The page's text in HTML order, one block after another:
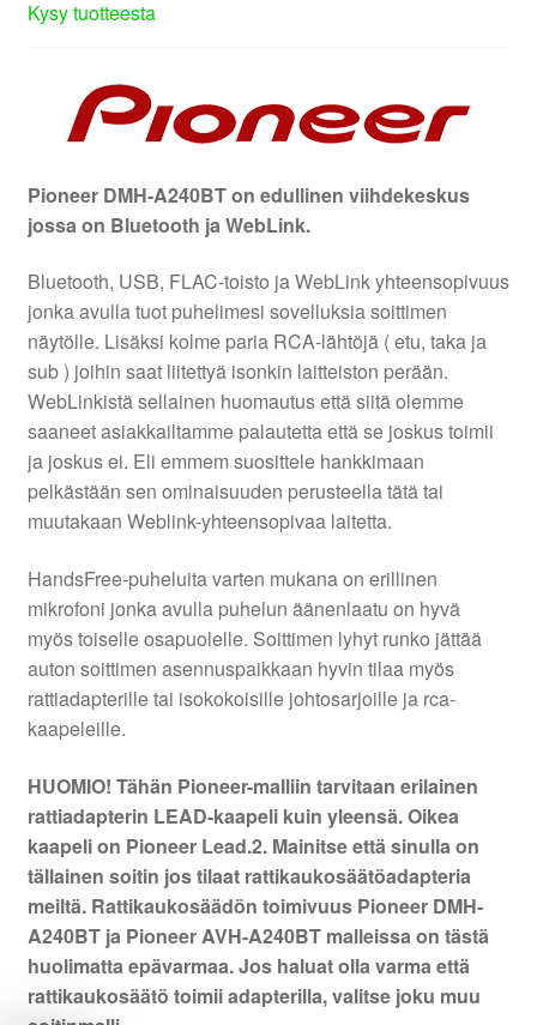
Kysy tuotteesta
Pioneer DMH-A240BT on edullinen viihdekeskus
jossa on Bluetooth ja WebLink.
Bluetooth, USB, FLAC-toisto ja WebLink yhteensopivuus
jonka avulla tuot puhelimesi sovelluksia soittimen
näytölle. Lisäksi kolme paria RCA-lähtöjä ( etu, taka ja
sub ) joihin saat liitettyä isonkin laitteiston perään.
WebLinkistä sellainen huomautus että siitä olemme
saaneet asiakkailtamme palautetta että se joskus toimii
ja joskus ei. Eli emmem suosittele hankkimaan
pelkästään sen ominaisuuden perusteella tätä tai
muutakaan Weblink-yhteensopivaa laitetta.
HandsFree-puheluita varten mukana on erillinen
mikrofoni jonka avulla puhelun äänenlaatu on hyvä
myös toiselle osapuolelle. Soittimen lyhyt runko jättää
auton soittimen asennuspaikkaan hyvin tilaa myös
rattiadapterille tai isokokoisille johtosarjoille ja rca-
kaapeleille.
HUOMIO! Tähän Pioneer-malliin tarvitaan erilainen
rattiadapterin LEAD-kaapeli kuin yleensä. Oikea
kaapeli on Pioneer Lead.2. Mainitse että sinulla on
tällainen soitin jos tilaat rattikaukosäätöadapteria
meiltä. Rattikaukosäädön toimivuus Pioneer DMH-
A240BT ja Pioneer AVH-A240BT malleissa on tästä
huolimatta epävarmaa. Jos haluat olla varma että
rattikaukosäätö toimii adapterilla, valitse joku muu